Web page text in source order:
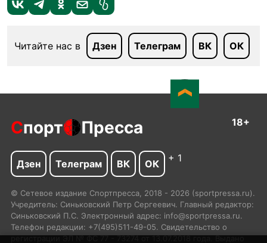
Читайте нас в Дзен Телеграм ВК ОК
Спорт Пресса 18+
Дзен Телеграм ВК ОК + 1
© Сетевое издание Спортпресса, 2018 - 2026 (sportpressa.ru).
Учредитель: Синьковский Петр Сергеевич. Главный редактор:
Синьковский П.С. Электронный адрес: info@sportpressa.ru.
Телефон редакции: +7(495)511-49-05. Свидетельство о
регистрации ЭЛ № ФС 77 - 73274 от 13.07.2018 года. Выдано